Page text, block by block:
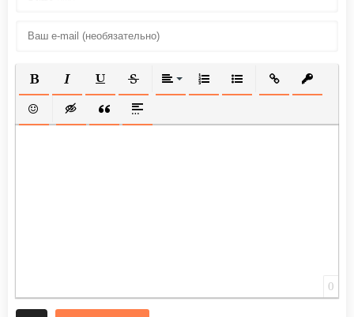
ПОЛУЖИРНЫЙ
КУРСИВПОДЧЕРКНУТЫЙ
ЗАЧЕРКНУТЫЙВЫРАВНИВАНИЕ
НУМЕРОВАННЫЙ СПИСОК
МАРКИРОВАННЫЙ
ВСТАВИТЬ
ВСТАВИТЬ СМАЙЛИК
ВСТАВКА СКРЫТОГО ТЕКСТА
ВСТАВКА ЦИТАТЫ
ВСТАВКА СПОЙЛЕРА
0